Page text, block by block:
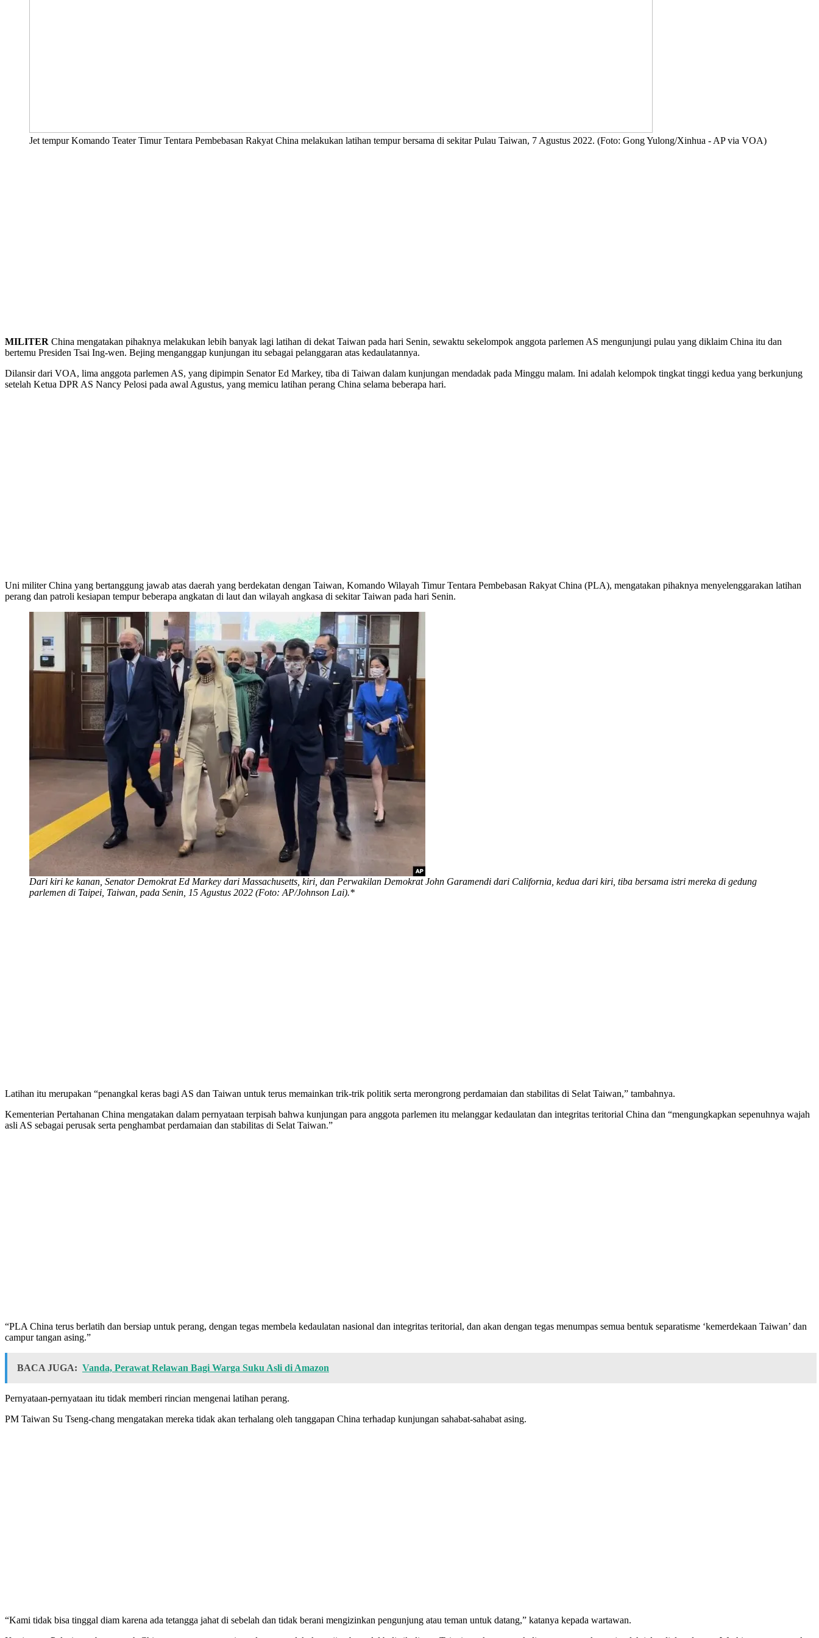
Jet tempur Komando Teater Timur Tentara Pembebasan Rakyat China melakukan latihan tempur bersama di sekitar Pulau Taiwan, 7 Agustus 2022. (Foto: Gong Yulong/Xinhua - AP via VOA)
MILITER China mengatakan pihaknya melakukan lebih banyak lagi latihan di dekat Taiwan pada hari Senin, sewaktu sekelompok anggota parlemen AS mengunjungi pulau yang diklaim China itu dan
bertemu Presiden Tsai Ing-wen. Bejing menganggap kunjungan itu sebagai pelanggaran atas kedaulatannya.
Dilansir dari VOA, lima anggota parlemen AS, yang dipimpin Senator Ed Markey, tiba di Taiwan dalam kunjungan mendadak pada Minggu malam. Ini adalah kelompok tingkat tinggi kedua yang berkunjung
setelah Ketua DPR AS Nancy Pelosi pada awal Agustus, yang memicu latihan perang China selama beberapa hari.
Uni militer China yang bertanggung jawab atas daerah yang berdekatan dengan Taiwan, Komando Wilayah Timur Tentara Pembebasan Rakyat China (PLA), mengatakan pihaknya menyelenggarakan latihan
perang dan patroli kesiapan tempur beberapa angkatan di laut dan wilayah angkasa di sekitar Taiwan pada hari Senin.
Dari kiri ke kanan, Senator Demokrat Ed Markey dari Massachusetts, kiri, dan Perwakilan Demokrat John Garamendi dari California, kedua dari kiri, tiba bersama istri mereka di gedung
parlemen di Taipei, Taiwan, pada Senin, 15 Agustus 2022 (Foto: AP/Johnson Lai).*
Latihan itu merupakan “penangkal keras bagi AS dan Taiwan untuk terus memainkan trik-trik politik serta merongrong perdamaian dan stabilitas di Selat Taiwan,” tambahnya.
Kementerian Pertahanan China mengatakan dalam pernyataan terpisah bahwa kunjungan para anggota parlemen itu melanggar kedaulatan dan integritas teritorial China dan “mengungkapkan sepenuhnya wajah
asli AS sebagai perusak serta penghambat perdamaian dan stabilitas di Selat Taiwan.”
“PLA China terus berlatih dan bersiap untuk perang, dengan tegas membela kedaulatan nasional dan integritas teritorial, dan akan dengan tegas menumpas semua bentuk separatisme ‘kemerdekaan Taiwan’ dan
campur tangan asing.”
BACA JUGA: Vanda, Perawat Relawan Bagi Warga Suku Asli di Amazon
Pernyataan-pernyataan itu tidak memberi rincian mengenai latihan perang.
PM Taiwan Su Tseng-chang mengatakan mereka tidak akan terhalang oleh tanggapan China terhadap kunjungan sahabat-sahabat asing.
“Kami tidak bisa tinggal diam karena ada tetangga jahat di sebelah dan tidak berani mengizinkan pengunjung atau teman untuk datang,” katanya kepada wartawan.